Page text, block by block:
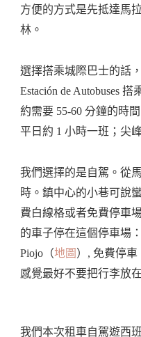
方便的方式是先抵達馬
林。
選擇搭乘城際巴士的話
Estación de Autobuses
約需要 55-60 分鐘的時
平日約 1 小時一班；尖
我們選擇的是自駕。從
時。鎮中心的小巷可說
費白線格或者免費停車
的車子停在這個停車場
Piojo（地圖 ）, 免費停車
感覺最好不要把行李放
我們本次租車自駕遊西